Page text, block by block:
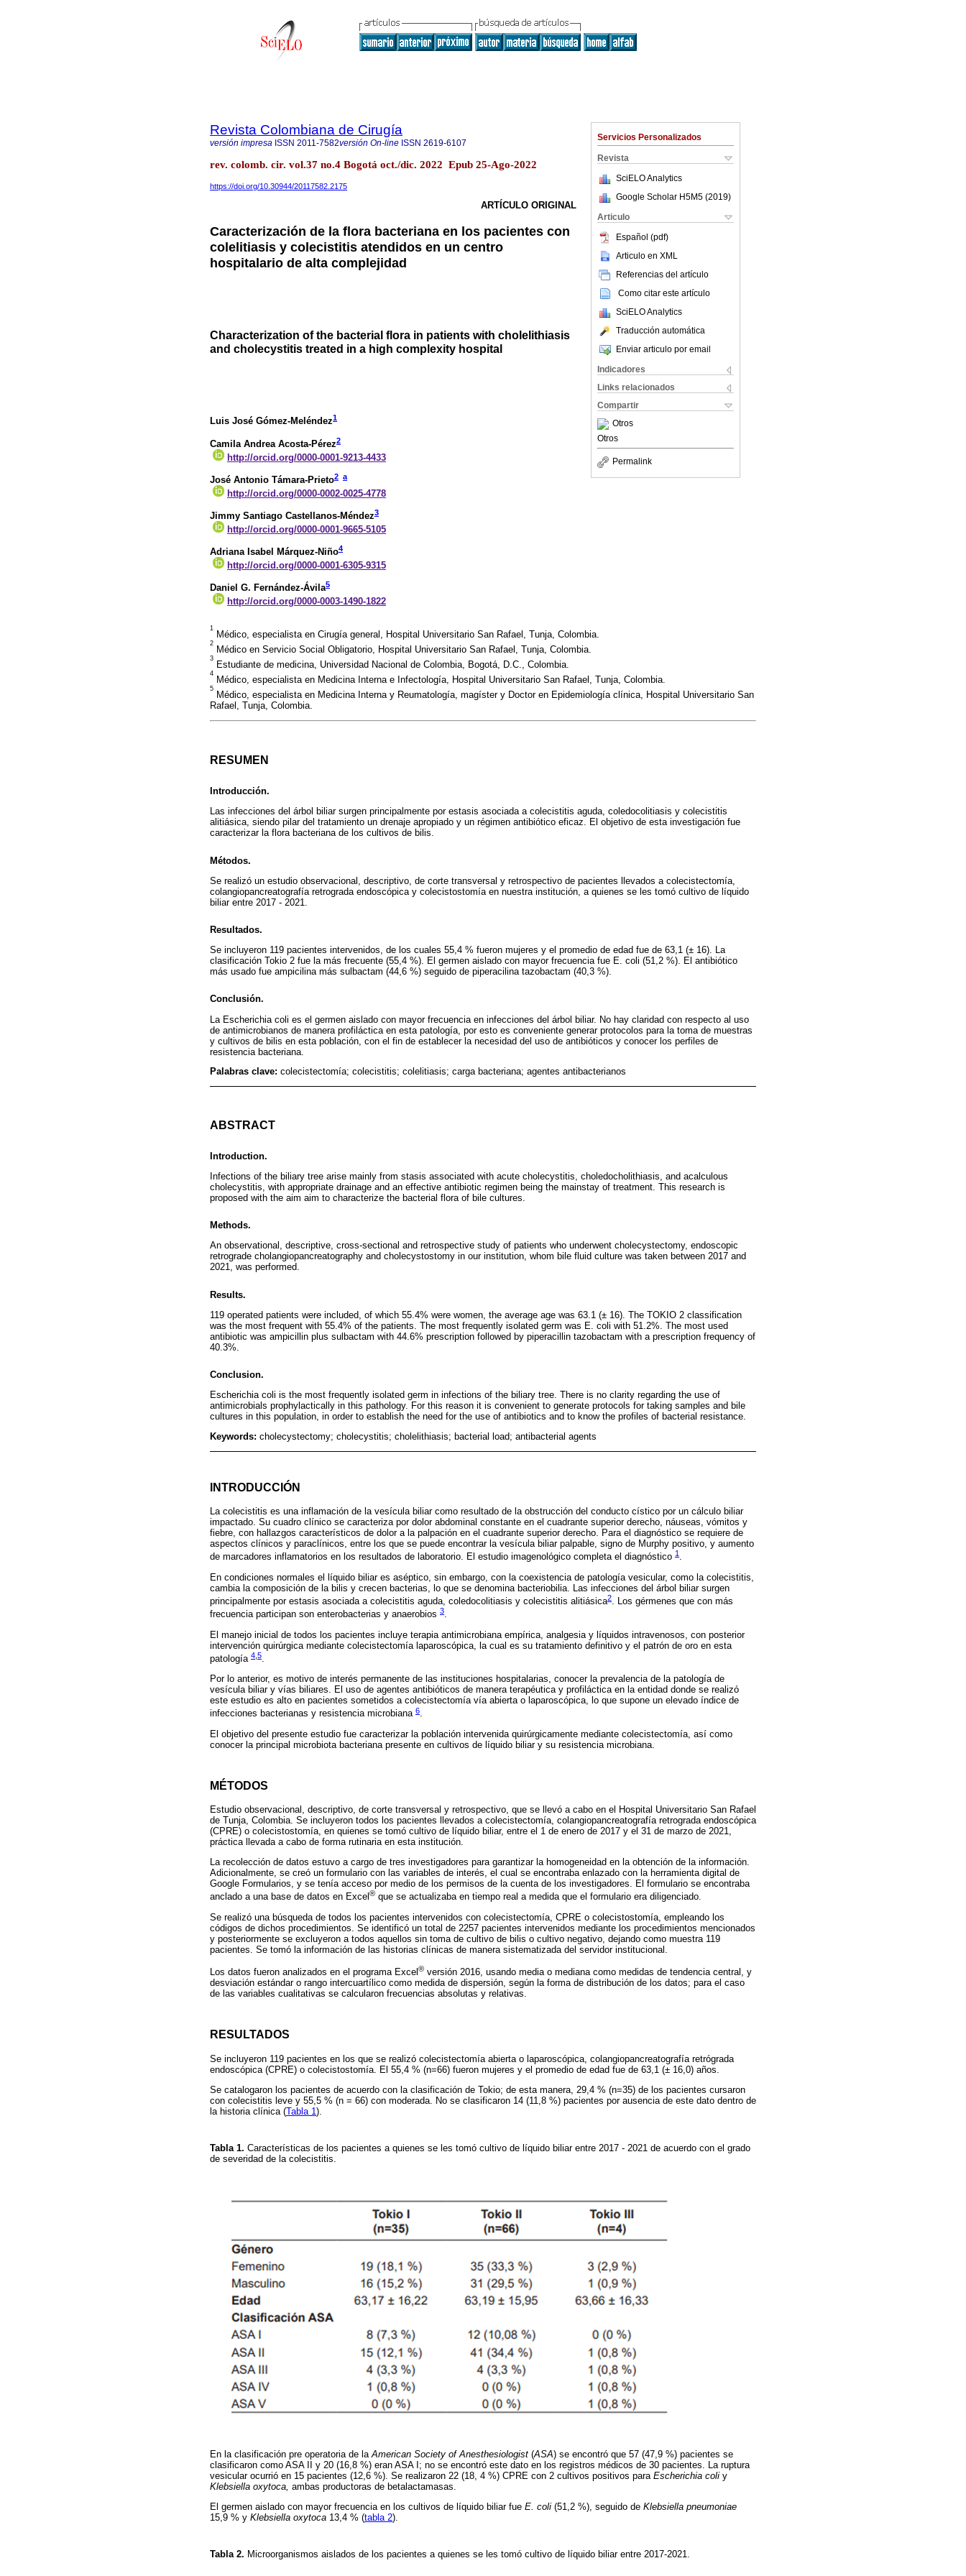
Servicios Personalizados
Revista
SciELO Analytics
Google Scholar H5M5 (2019)
Articulo
Español (pdf)
Articulo en XML
Referencias del artículo
Como citar este artículo
SciELO Analytics
Traducción automática
Enviar articulo por email
Indicadores
Links relacionados
Compartir
Otros
Otros
Permalink
Revista Colombiana de Cirugía
versión impresa ISSN 2011-7582versión On-line ISSN 2619-6107
rev. colomb. cir. vol.37 no.4 Bogotá oct./dic. 2022 Epub 25-Ago-2022
https://doi.org/10.30944/20117582.2175
ARTÍCULO ORIGINAL
Caracterización de la flora bacteriana en los pacientes con
colelitiasis y colecistitis atendidos en un centro
hospitalario de alta complejidad
Characterization of the bacterial flora in patients with cholelithiasis
and cholecystitis treated in a high complexity hospital
Luis José Gómez-Meléndez1
Camila Andrea Acosta-Pérez2
http://orcid.org/0000-0001-9213-4433
José Antonio Támara-Prieto2 a
http://orcid.org/0000-0002-0025-4778
Jimmy Santiago Castellanos-Méndez3
http://orcid.org/0000-0001-9665-5105
Adriana Isabel Márquez-Niño4
http://orcid.org/0000-0001-6305-9315
Daniel G. Fernández-Ávila5
http://orcid.org/0000-0003-1490-1822
1
Médico, especialista en Cirugía general, Hospital Universitario San Rafael, Tunja, Colombia.
2
Médico en Servicio Social Obligatorio, Hospital Universitario San Rafael, Tunja, Colombia.
3
Estudiante de medicina, Universidad Nacional de Colombia, Bogotá, D.C., Colombia.
4
Médico, especialista en Medicina Interna e Infectología, Hospital Universitario San Rafael, Tunja, Colombia.
5
Médico, especialista en Medicina Interna y Reumatología, magíster y Doctor en Epidemiología clínica, Hospital Universitario San
Rafael, Tunja, Colombia.
RESUMEN
Introducción.
Las infecciones del árbol biliar surgen principalmente por estasis asociada a colecistitis aguda, coledocolitiasis y colecistitis
alitiásica, siendo pilar del tratamiento un drenaje apropiado y un régimen antibiótico eficaz. El objetivo de esta investigación fue
caracterizar la flora bacteriana de los cultivos de bilis.
Métodos.
Se realizó un estudio observacional, descriptivo, de corte transversal y retrospectivo de pacientes llevados a colecistectomía,
colangiopancreatografía retrograda endoscópica y colecistostomía en nuestra institución, a quienes se les tomó cultivo de líquido
biliar entre 2017 - 2021.
Resultados.
Se incluyeron 119 pacientes intervenidos, de los cuales 55,4 % fueron mujeres y el promedio de edad fue de 63,1 (± 16). La
clasificación Tokio 2 fue la más frecuente (55,4 %). El germen aislado con mayor frecuencia fue E. coli (51,2 %). El antibiótico
más usado fue ampicilina más sulbactam (44,6 %) seguido de piperacilina tazobactam (40,3 %).
Conclusión.
La Escherichia coli es el germen aislado con mayor frecuencia en infecciones del árbol biliar. No hay claridad con respecto al uso
de antimicrobianos de manera profiláctica en esta patología, por esto es conveniente generar protocolos para la toma de muestras
y cultivos de bilis en esta población, con el fin de establecer la necesidad del uso de antibióticos y conocer los perfiles de
resistencia bacteriana.
Palabras clave: colecistectomía; colecistitis; colelitiasis; carga bacteriana; agentes antibacterianos
ABSTRACT
Introduction.
Infections of the biliary tree arise mainly from stasis associated with acute cholecystitis, choledocholithiasis, and acalculous
cholecystitis, with appropriate drainage and an effective antibiotic regimen being the mainstay of treatment. This research is
proposed with the aim aim to characterize the bacterial flora of bile cultures.
Methods.
An observational, descriptive, cross-sectional and retrospective study of patients who underwent cholecystectomy, endoscopic
retrograde cholangiopancreatography and cholecystostomy in our institution, whom bile fluid culture was taken between 2017 and
2021, was performed.
Results.
119 operated patients were included, of which 55.4% were women, the average age was 63.1 (± 16). The TOKIO 2 classification
was the most frequent with 55.4% of the patients. The most frequently isolated germ was E. coli with 51.2%. The most used
antibiotic was ampicillin plus sulbactam with 44.6% prescription followed by piperacillin tazobactam with a prescription frequency of
40.3%.
Conclusion.
Escherichia coli is the most frequently isolated germ in infections of the biliary tree. There is no clarity regarding the use of
antimicrobials prophylactically in this pathology. For this reason it is convenient to generate protocols for taking samples and bile
cultures in this population, in order to establish the need for the use of antibiotics and to know the profiles of bacterial resistance.
Keywords: cholecystectomy; cholecystitis; cholelithiasis; bacterial load; antibacterial agents
INTRODUCCIÓN
La colecistitis es una inflamación de la vesícula biliar como resultado de la obstrucción del conducto cístico por un cálculo biliar
impactado. Su cuadro clínico se caracteriza por dolor abdominal constante en el cuadrante superior derecho, náuseas, vómitos y
fiebre, con hallazgos característicos de dolor a la palpación en el cuadrante superior derecho. Para el diagnóstico se requiere de
aspectos clínicos y paraclínicos, entre los que se puede encontrar la vesícula biliar palpable, signo de Murphy positivo, y aumento
de marcadores inflamatorios en los resultados de laboratorio. El estudio imagenológico completa el diagnóstico 1 .
En condiciones normales el líquido biliar es aséptico, sin embargo, con la coexistencia de patología vesicular, como la colecistitis,
cambia la composición de la bilis y crecen bacterias, lo que se denomina bacteriobilia. Las infecciones del árbol biliar surgen
principalmente por estasis asociada a colecistitis aguda, coledocolitiasis y colecistitis alitiásica2. Los gérmenes que con más
frecuencia participan son enterobacterias y anaerobios 3.
El manejo inicial de todos los pacientes incluye terapia antimicrobiana empírica, analgesia y líquidos intravenosos, con posterior
intervención quirúrgica mediante colecistectomía laparoscópica, la cual es su tratamiento definitivo y el patrón de oro en esta
patología 4 5.
Por lo anterior, es motivo de interés permanente de las instituciones hospitalarias, conocer la prevalencia de la patología de
vesícula biliar y vías biliares. El uso de agentes antibióticos de manera terapéutica y profiláctica en la entidad donde se realizó
este estudio es alto en pacientes sometidos a colecistectomía vía abierta o laparoscópica, lo que supone un elevado índice de
infecciones bacterianas y resistencia microbiana 6.
El objetivo del presente estudio fue caracterizar la población intervenida quirúrgicamente mediante colecistectomía, así como
conocer la principal microbiota bacteriana presente en cultivos de líquido biliar y su resistencia microbiana.
MÉTODOS
Estudio observacional, descriptivo, de corte transversal y retrospectivo, que se llevó a cabo en el Hospital Universitario San Rafael
de Tunja, Colombia. Se incluyeron todos los pacientes llevados a colecistectomía, colangiopancreatografía retrograda endoscópica
(CPRE) o colecistostomía, en quienes se tomó cultivo de líquido biliar, entre el 1 de enero de 2017 y el 31 de marzo de 2021,
práctica llevada a cabo de forma rutinaria en esta institución.
La recolección de datos estuvo a cargo de tres investigadores para garantizar la homogeneidad en la obtención de la información.
Adicionalmente, se creó un formulario con las variables de interés, el cual se encontraba enlazado con la herramienta digital de
Google Formularios, y se tenía acceso por medio de los permisos de la cuenta de los investigadores. El formulario se encontraba
anclado a una base de datos en Excel ® que se actualizaba en tiempo real a medida que el formulario era diligenciado.
Se realizó una búsqueda de todos los pacientes intervenidos con colecistectomía, CPRE o colecistostomía, empleando los
códigos de dichos procedimientos. Se identificó un total de 2257 pacientes intervenidos mediante los procedimientos mencionados
y posteriormente se excluyeron a todos aquellos sin toma de cultivo de bilis o cultivo negativo, dejando como muestra 119
pacientes. Se tomó la información de las historias clínicas de manera sistematizada del servidor institucional.
Los datos fueron analizados en el programa Excel ® versión 2016, usando media o mediana como medidas de tendencia central, y
desviación estándar o rango intercuartílico como medida de dispersión, según la forma de distribución de los datos; para el caso
de las variables cualitativas se calcularon frecuencias absolutas y relativas.
RESULTADOS
Se incluyeron 119 pacientes en los que se realizó colecistectomía abierta o laparoscópica, colangiopancreatografía retrógrada
endoscópica (CPRE) o colecistostomía. El 55,4 % (n=66) fueron mujeres y el promedio de edad fue de 63,1 (± 16,0) años.
Se catalogaron los pacientes de acuerdo con la clasificación de Tokio; de esta manera, 29,4 % (n=35) de los pacientes cursaron
con colecistitis leve y 55,5 % (n = 66) con moderada. No se clasificaron 14 (11,8 %) pacientes por ausencia de este dato dentro de
la historia clínica (Tabla 1 ).
Tabla 1. Características de los pacientes a quienes se les tomó cultivo de líquido biliar entre 2017 - 2021 de acuerdo con el grado
de severidad de la colecistitis.
En la clasificación pre operatoria de la American Society of Anesthesiologist (ASA) se encontró que 57 (47,9 %) pacientes se
clasificaron como ASA II y 20 (16,8 %) eran ASA I; no se encontró este dato en los registros médicos de 30 pacientes. La ruptura
vesicular ocurrió en 15 pacientes (12,6 %). Se realizaron 22 (18, 4 %) CPRE con 2 cultivos positivos para Escherichia coli y
Klebsiella oxytoca, ambas productoras de betalactamasas.
El germen aislado con mayor frecuencia en los cultivos de líquido biliar fue E. coli (51,2 %), seguido de Klebsiella pneumoniae
15,9 % y Klebsiella oxytoca 13,4 % (tabla 2).
Tabla 2. Microorganismos aislados de los pacientes a quienes se les tomó cultivo de líquido biliar entre 2017-2021.